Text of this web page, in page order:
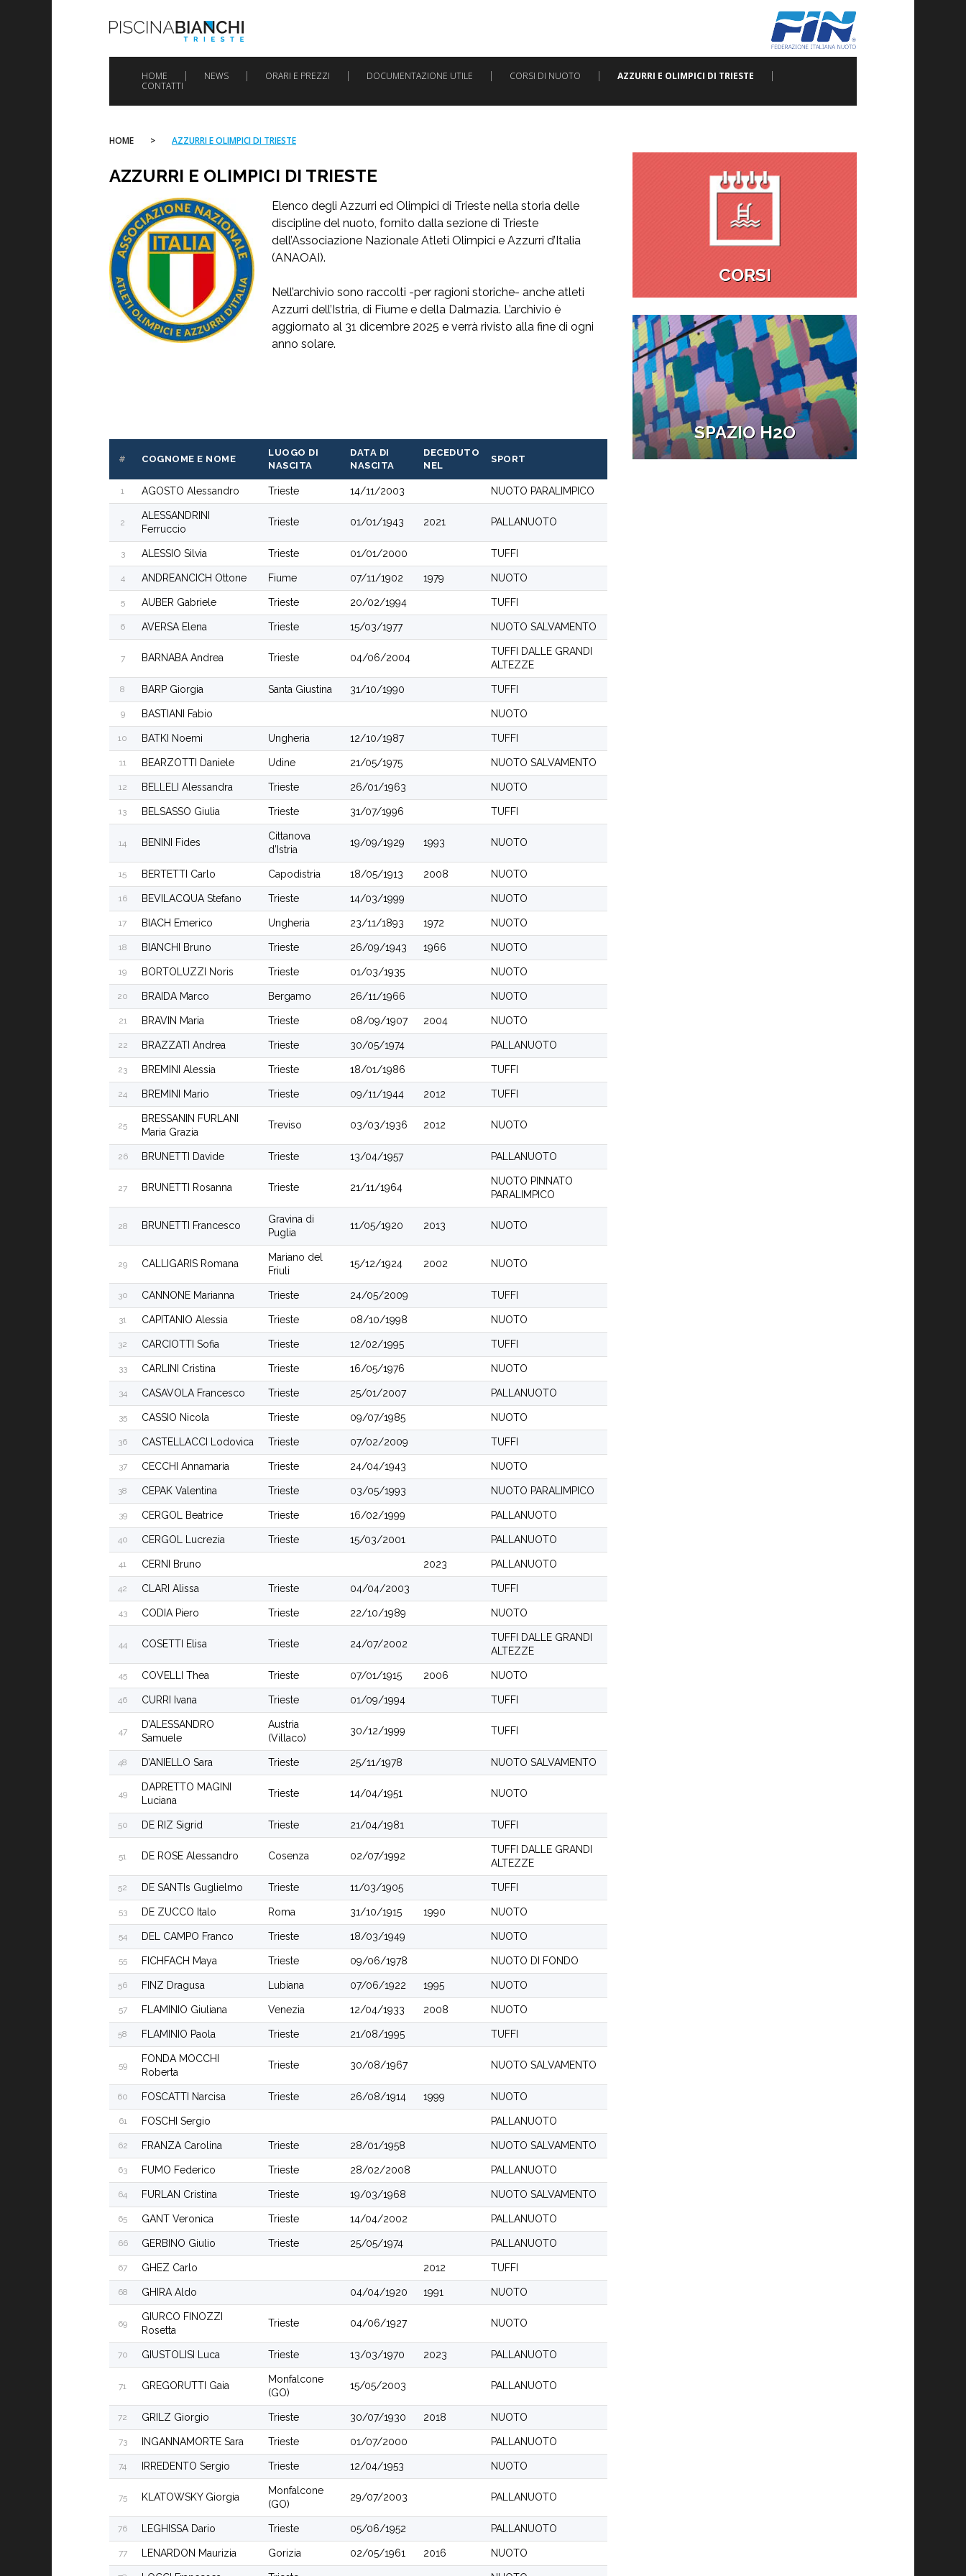
to
HOME NEWS ORARI E PREZZI DOCUMENTAZIONE UTILE CORSI DI NUOTO
AZZURRI E OLIMPICI DI TRIESTE
CONTATTI
HOME > AZZURRI E OLIMPICI DI TRIESTE
AZZURRI E OLIMPICI DI TRIESTE
Elenco degli Azzurri ed Olimpici di Trieste nella storia delle
discipline del nuoto, fornito dalla sezione di Trieste
dell’Associazione Nazionale Atleti Olimpici e Azzurri d’Italia
(ANAOAI).
Nell’archivio sono raccolti -per ragioni storiche- anche atleti
Azzurri dell’Istria, di Fiume e della Dalmazia. L’archivio è
aggiornato al 31 dicembre 2025 e verrà rivisto alla fine di ogni
anno solare.
# COGNOME E NOME
LUOGO DI
NASCITA
DATA DI
NASCITA
DECEDUTO
NEL
SPORT
1 AGOSTO Alessandro Trieste 14/11/2003 NUOTO PARALIMPICO
2
ALESSANDRINI
Ferruccio
Trieste 01/01/1943 2021 PALLANUOTO
3 ALESSIO Silvia Trieste 01/01/2000 TUFFI
4 ANDREANCICH Ottone Fiume 07/11/1902 1979 NUOTO
5 AUBER Gabriele Trieste 20/02/1994 TUFFI
6 AVERSA Elena Trieste 15/03/1977 NUOTO SALVAMENTO
7 BARNABA Andrea Trieste 04/06/2004
TUFFI DALLE GRANDI
ALTEZZE
8 BARP Giorgia Santa Giustina 31/10/1990 TUFFI
9 BASTIANI Fabio NUOTO
10 BATKI Noemi Ungheria 12/10/1987 TUFFI
11 BEARZOTTI Daniele Udine 21/05/1975 NUOTO SALVAMENTO
12 BELLELI Alessandra Trieste 26/01/1963 NUOTO
13 BELSASSO Giulia Trieste 31/07/1996 TUFFI
14 BENINI Fides
Cittanova
d’Istria
19/09/1929 1993 NUOTO
15 BERTETTI Carlo Capodistria 18/05/1913 2008 NUOTO
16 BEVILACQUA Stefano Trieste 14/03/1999 NUOTO
17 BIACH Emerico Ungheria 23/11/1893 1972 NUOTO
18 BIANCHI Bruno Trieste 26/09/1943 1966 NUOTO
19 BORTOLUZZI Noris Trieste 01/03/1935 NUOTO
20 BRAIDA Marco Bergamo 26/11/1966 NUOTO
21 BRAVIN Maria Trieste 08/09/1907 2004 NUOTO
22 BRAZZATI Andrea Trieste 30/05/1974 PALLANUOTO
23 BREMINI Alessia Trieste 18/01/1986 TUFFI
24 BREMINI Mario Trieste 09/11/1944 2012 TUFFI
25
BRESSANIN FURLANI
Maria Grazia
Treviso 03/03/1936 2012 NUOTO
26 BRUNETTI Davide Trieste 13/04/1957 PALLANUOTO
27 BRUNETTI Rosanna Trieste 21/11/1964
NUOTO PINNATO
PARALIMPICO
28 BRUNETTI Francesco
Gravina di
Puglia
11/05/1920 2013 NUOTO
29 CALLIGARIS Romana
Mariano del
Friuli
15/12/1924 2002 NUOTO
30 CANNONE Marianna Trieste 24/05/2009 TUFFI
31 CAPITANIO Alessia Trieste 08/10/1998 NUOTO
32 CARCIOTTI Sofia Trieste 12/02/1995 TUFFI
33 CARLINI Cristina Trieste 16/05/1976 NUOTO
34 CASAVOLA Francesco Trieste 25/01/2007 PALLANUOTO
35 CASSIO Nicola Trieste 09/07/1985 NUOTO
36 CASTELLACCI Lodovica Trieste 07/02/2009 TUFFI
37 CECCHI Annamaria Trieste 24/04/1943 NUOTO
38 CEPAK Valentina Trieste 03/05/1993 NUOTO PARALIMPICO
39 CERGOL Beatrice Trieste 16/02/1999 PALLANUOTO
40 CERGOL Lucrezia Trieste 15/03/2001 PALLANUOTO
41 CERNI Bruno 2023 PALLANUOTO
42 CLARI Alissa Trieste 04/04/2003 TUFFI
43 CODIA Piero Trieste 22/10/1989 NUOTO
44 COSETTI Elisa Trieste 24/07/2002
TUFFI DALLE GRANDI
ALTEZZE
45 COVELLI Thea Trieste 07/01/1915 2006 NUOTO
46 CURRI Ivana Trieste 01/09/1994 TUFFI
47
D’ALESSANDRO
Samuele
Austria
(Villaco)
30/12/1999 TUFFI
48 D’ANIELLO Sara Trieste 25/11/1978 NUOTO SALVAMENTO
49
DAPRETTO MAGINI
Luciana
Trieste 14/04/1951 NUOTO
50 DE RIZ Sigrid Trieste 21/04/1981 TUFFI
51 DE ROSE Alessandro Cosenza 02/07/1992
TUFFI DALLE GRANDI
ALTEZZE
52 DE SANTIs Guglielmo Trieste 11/03/1905 TUFFI
53 DE ZUCCO Italo Roma 31/10/1915 1990 NUOTO
54 DEL CAMPO Franco Trieste 18/03/1949 NUOTO
55 FICHFACH Maya Trieste 09/06/1978 NUOTO DI FONDO
56 FINZ Dragusa Lubiana 07/06/1922 1995 NUOTO
57 FLAMINIO Giuliana Venezia 12/04/1933 2008 NUOTO
58 FLAMINIO Paola Trieste 21/08/1995 TUFFI
59
FONDA MOCCHI
Roberta
Trieste 30/08/1967 NUOTO SALVAMENTO
60 FOSCATTI Narcisa Trieste 26/08/1914 1999 NUOTO
61 FOSCHI Sergio PALLANUOTO
62 FRANZA Carolina Trieste 28/01/1958 NUOTO SALVAMENTO
63 FUMO Federico Trieste 28/02/2008 PALLANUOTO
64 FURLAN Cristina Trieste 19/03/1968 NUOTO SALVAMENTO
65 GANT Veronica Trieste 14/04/2002 PALLANUOTO
66 GERBINO Giulio Trieste 25/05/1974 PALLANUOTO
67 GHEZ Carlo 2012 TUFFI
68 GHIRA Aldo 04/04/1920 1991 NUOTO
69
GIURCO FINOZZI
Rosetta
Trieste 04/06/1927 NUOTO
70 GIUSTOLISI Luca Trieste 13/03/1970 2023 PALLANUOTO
71 GREGORUTTI Gaia
Monfalcone
(GO)
15/05/2003 PALLANUOTO
72 GRILZ Giorgio Trieste 30/07/1930 2018 NUOTO
73 INGANNAMORTE Sara Trieste 01/07/2000 PALLANUOTO
74 IRREDENTO Sergio Trieste 12/04/1953 NUOTO
75 KLATOWSKY Giorgia
Monfalcone
(GO)
29/07/2003 PALLANUOTO
76 LEGHISSA Dario Trieste 05/06/1952 PALLANUOTO
77 LENARDON Maurizia Gorizia 02/05/1961 2016 NUOTO
CORSI
SPAZIO H2O